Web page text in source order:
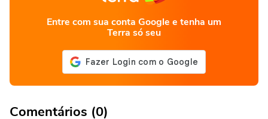
Entre com sua conta Google e tenha um
Terra só seu
Comentários (0)